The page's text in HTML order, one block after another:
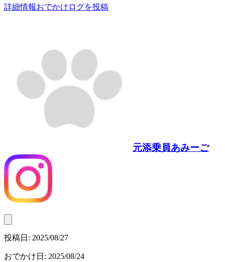
詳細情報おでかけログを投稿
元添乗員あみーご
投稿日: 2025/08/27
おでかけ日 : 2025/08/24